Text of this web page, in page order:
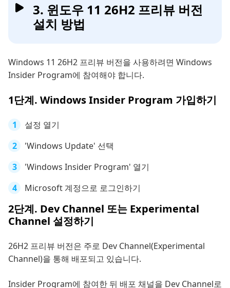
3. 윈도우 11 26H2 프리뷰 버전
설치 방법
Windows 11 26H2 프리뷰 버전을 사용하려면 Windows
Insider Program에 참여해야 합니다.
1단계. Windows Insider Program 가입하기
설정 열기
'Windows Update' 선택
'Windows Insider Program' 열기
Microsoft 계정으로 로그인하기
2단계. Dev Channel 또는 Experimental
Channel 설정하기
26H2 프리뷰 버전은 주로 Dev Channel(Experimental
Channel)을 통해 배포되고 있습니다.
Insider Program에 참여한 뒤 배포 채널을 Dev Channel로